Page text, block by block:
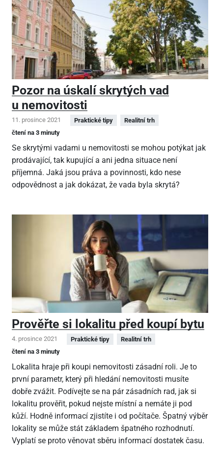
Pozor na úskalí skrytých vad
u nemovitosti
11. prosince 2021 Praktické tipy
Realitní trh
čtení na 3 minuty
Se skrytými vadami u nemovitosti se mohou potýkat jak
prodávající, tak kupující a ani jedna situace není
příjemná. Jaká jsou práva a povinnosti, kdo nese
odpovědnost a jak dokázat, že vada byla skrytá?
Prověřte si lokalitu před koupí bytu
4. prosince 2021 Praktické tipy
Realitní trh
čtení na 3 minuty
Lokalita hraje při koupi nemovitosti zásadní roli. Je to
první parametr, který při hledání nemovitosti musíte
dobře zvážit. Podívejte se na pár zásadních rad, jak si
lokalitu prověřit, pokud nejste místní a nemáte ji pod
kůží. Hodně informací zjistíte i od počítače. Špatný výběr
lokality se může stát základem špatného rozhodnutí.
Vyplatí se proto věnovat sběru informací dostatek času.